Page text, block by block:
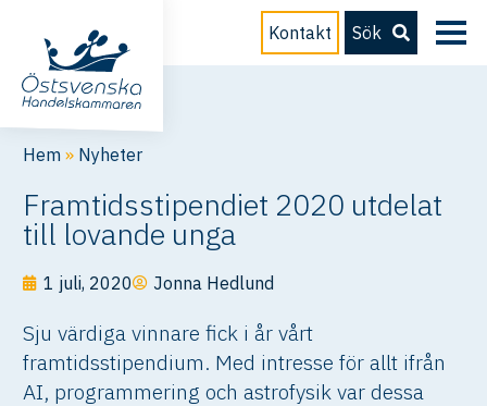
Kontakt Sök
Hem » Nyheter
Framtidsstipendiet 2020 utdelat
till lovande unga
1 juli, 2020 Jonna Hedlund
Sju värdiga vinnare fick i år vårt
framtidsstipendium. Med intresse för allt ifrån
AI, programmering och astrofysik var dessa